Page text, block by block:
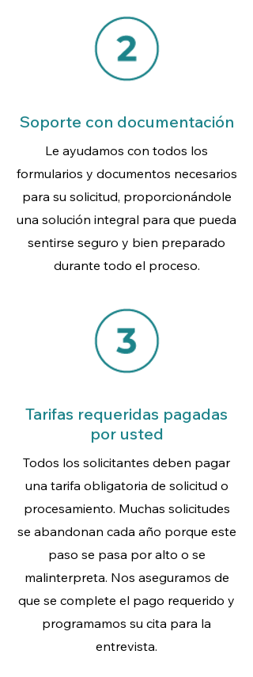
Soporte con documentación
Le ayudamos con todos los
formularios y documentos necesarios
para su solicitud, proporcionándole
una solución integral para que pueda
sentirse seguro y bien preparado
durante todo el proceso.
Tarifas requeridas pagadas
por usted
Todos los solicitantes deben pagar
una tarifa obligatoria de solicitud o
procesamiento. Muchas solicitudes
se abandonan cada año porque este
paso se pasa por alto o se
malinterpreta. Nos aseguramos de
que se complete el pago requerido y
programamos su cita para la
entrevista.